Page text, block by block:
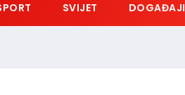
SVIJET DOGAĐAJI